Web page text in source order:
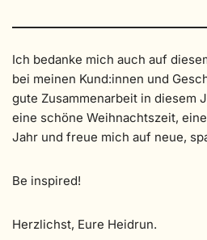
Ich bedanke mich auch auf
bei meinen Kund:innen und
gute Zusammenarbeit in diesem
eine schöne Weihnachtszeit,
Jahr und freue mich auf neue,
Be inspired!
Herzlichst, Eure Heidrun.